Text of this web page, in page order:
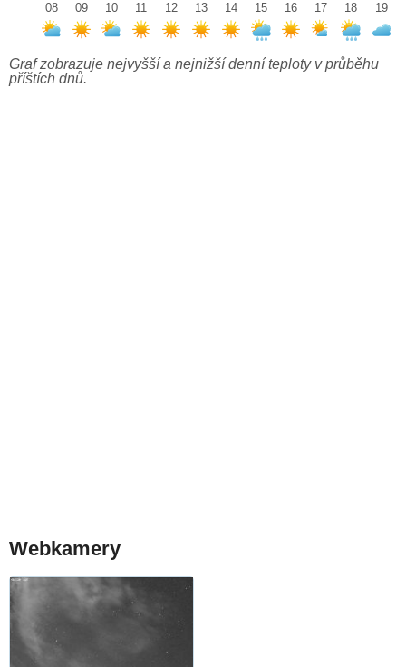
08
09
10
11
12
13
14
15
16
17
18
19
Graf zobrazuje nejvyšší a nejnižší denní teploty v průběhu
příštích dnů.
Webkamery